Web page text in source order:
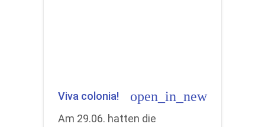
Viva colonia! open_in_new
Am 29.06. hatten die